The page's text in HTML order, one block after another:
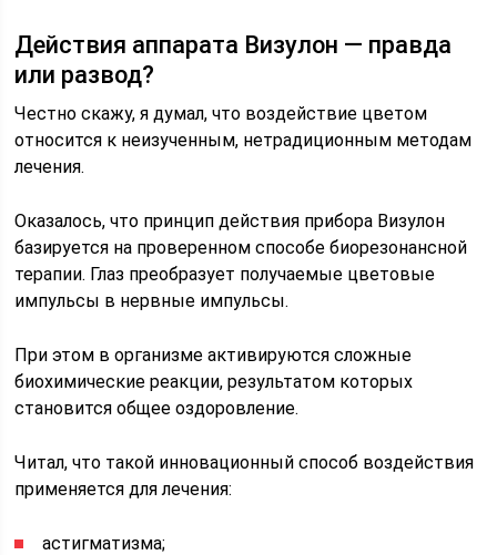
Действия аппарата Визулон — правда
или развод?
Честно скажу, я думал, что воздействие цветом
относится к неизученным, нетрадиционным методам
лечения.
Оказалось, что принцип действия прибора Визулон
базируется на проверенном способе биорезонансной
терапии. Глаз преобразует получаемые цветовые
импульсы в нервные импульсы.
При этом в организме активируются сложные
биохимические реакции, результатом которых
становится общее оздоровление.
Читал, что такой инновационный способ воздействия
применяется для лечения:
астигматизма;